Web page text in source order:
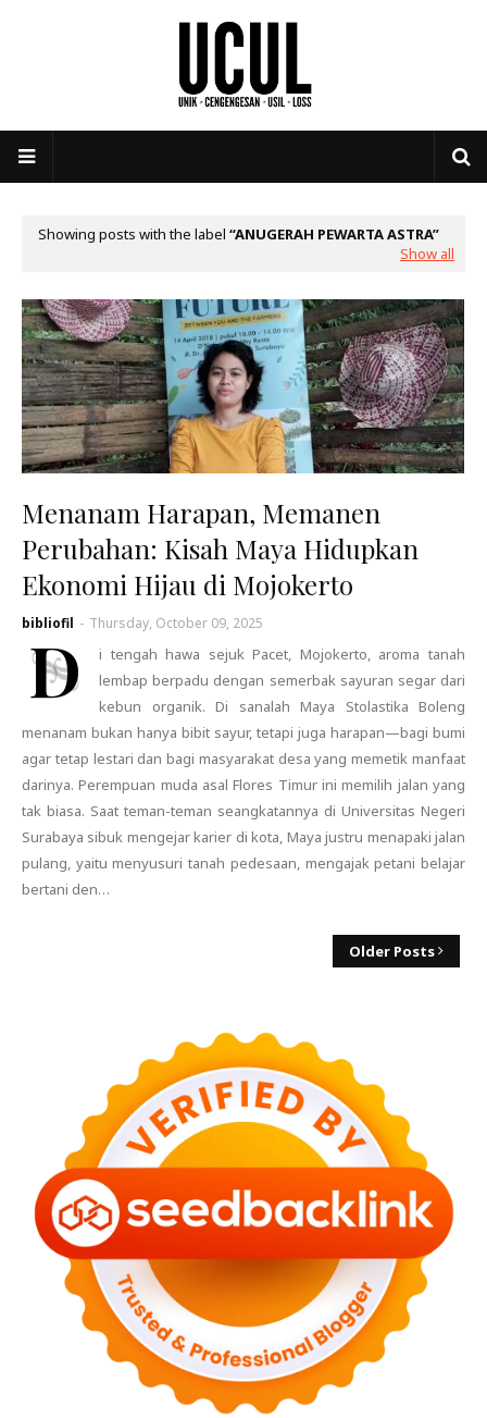
Showing posts with the label ANUGERAH PEWARTA ASTRA
Show all
Menanam Harapan, Memanen
Perubahan: Kisah Maya Hidupkan
Ekonomi Hijau di Mojokerto
bibliofil - Thursday, October 09, 2025
D
i tengah hawa sejuk Pacet, Mojokerto, aroma tanah
lembap berpadu dengan semerbak sayuran segar dari
kebun organik. Di sanalah Maya Stolastika Boleng
menanam bukan hanya bibit sayur, tetapi juga harapan—bagi bumi
agar tetap lestari dan bagi masyarakat desa yang memetik manfaat
darinya. Perempuan muda asal Flores Timur ini memilih jalan yang
tak biasa. Saat teman-teman seangkatannya di Universitas Negeri
Surabaya sibuk mengejar karier di kota, Maya justru menapaki jalan
pulang, yaitu menyusuri tanah pedesaan, mengajak petani belajar
bertani den…
Older Posts